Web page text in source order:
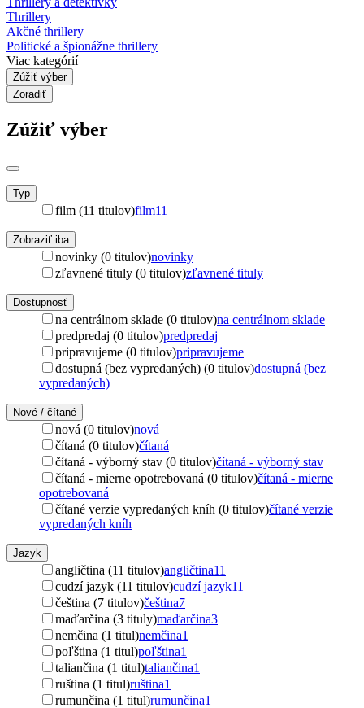
Thrillery
Akčné thrillery
Politické a špionážne thrillery
Viac kategórií
Zúžiť výber
Zoradiť
Zúžiť výber
Typ
film (11 titulov)film11
Zobraziť iba
novinky (0 titulov)novinky
zľavnené tituly (0 titulov)zľavnené tituly
Dostupnosť
na centrálnom sklade (0 titulov)na centrálnom sklade
predpredaj (0 titulov)predpredaj
pripravujeme (0 titulov)pripravujeme
dostupná (bez vypredaných) (0 titulov)dostupná (bez
vypredaných)
Nové / čítané
nová (0 titulov)nová
čítaná (0 titulov)čítaná
čítaná - výborný stav (0 titulov)čítaná - výborný stav
čítaná - mierne opotrebovaná (0 titulov)čítaná - mierne
opotrebovaná
čítané verzie vypredaných kníh (0 titulov)čítané verzie
vypredaných kníh
Jazyk
angličtina (11 titulov)angličtina11
cudzí jazyk (11 titulov)cudzí jazyk11
čeština (7 titulov)čeština7
maďarčina (3 tituly)maďarčina3
nemčina (1 titul)nemčina1
poľština (1 titul)poľština1
taliančina (1 titul)taliančina1
ruština (1 titul)ruština1
rumunčina (1 titul)rumunčina1